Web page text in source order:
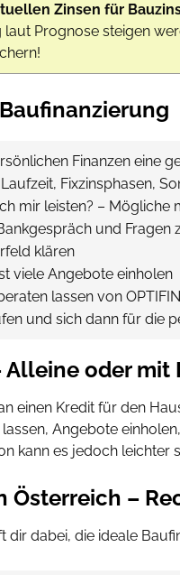
Zinsen für
Prognose steigen
Finanzen eine
Fixzinsphasen,
mir leisten? –
und Fragen
klären
viele Angebote einholen
lassen von OPTIFIN
und sich dann für die
oder mit
einen Kredit für den
Angebote
kann es jedoch leichter
Österreich –
dir dabei, die ideale